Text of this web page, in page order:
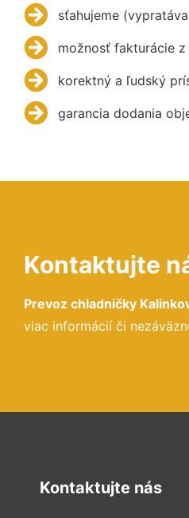
sťahujeme
možnosť fakturácie
korektný a ľudský
garancia dodania
Kontaktujte
Prevoz chladničky
viac informácií či
Kontaktujte nás